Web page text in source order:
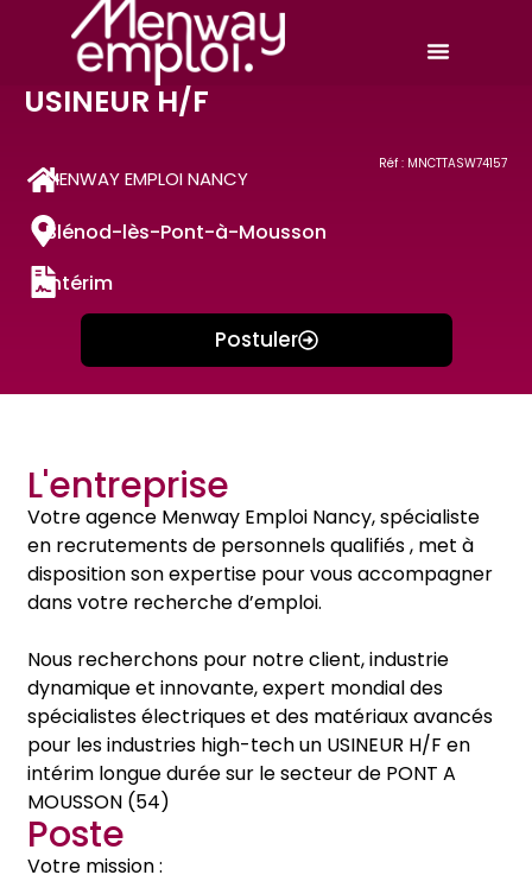
Réf : MNCTTASW74157
USINEUR H/F
MENWAY EMPLOI NANCY
Blénod-lès-Pont-à-Mousson
Intérim
Postuler
L'entreprise
Votre agence Menway Emploi Nancy, spécialiste
en recrutements de personnels qualifiés , met à
disposition son expertise pour vous accompagner
dans votre recherche d’emploi.
Nous recherchons pour notre client, industrie
dynamique et innovante, expert mondial des
spécialistes électriques et des matériaux avancés
pour les industries high-tech un USINEUR H/F en
intérim longue durée sur le secteur de PONT A
MOUSSON (54)
Poste
Votre mission :